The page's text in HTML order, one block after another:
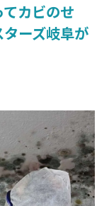
カビのせ
ーズ岐阜が